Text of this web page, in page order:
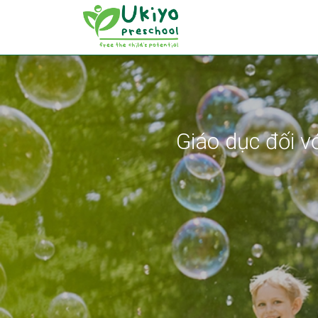
Giáo dục